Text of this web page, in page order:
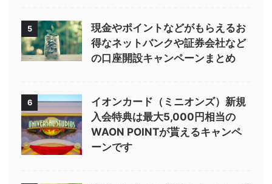
5
現金やポイントなどがもらえるお
得なネットバンクや証券会社など
の口座開設キャンペーンまとめ
6
イオンカード（ミニオンズ）新規
入会特典は最大5,000円相当の
WAON POINTが貰えるキャンペ
ーンです